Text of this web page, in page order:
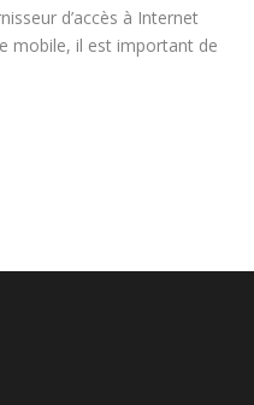
d’accès à Internet
mobile, il est important de